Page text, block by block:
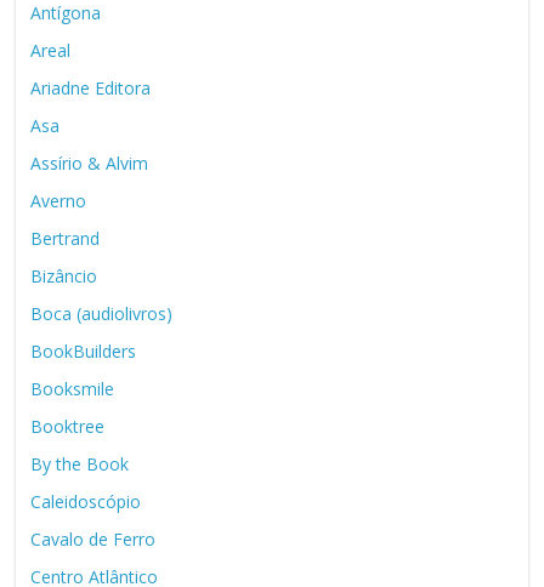
Antígona
Areal
Ariadne Editora
Asa
Assírio & Alvim
Averno
Bertrand
Bizâncio
Boca (audiolivros)
BookBuilders
Booksmile
Booktree
By the Book
Caleidoscópio
Cavalo de Ferro
Centro Atlântico